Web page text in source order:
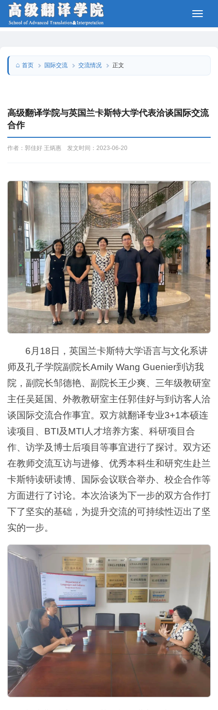
首页 国际交流 交流情况 正文
高级翻译学院与英国兰卡斯特大学代表洽谈国际交流
合作
作者：郭佳好 王炳惠 发文时间：2023-06-20
6月18日，英国兰卡斯特大学语言与文化系讲
师及孔子学院副院长Amily Wang Guenier到访我
院，副院长邹德艳、副院长王少爽、三年级教研室
主任吴延国、外教教研室主任郭佳好与到访客人洽
谈国际交流合作事宜。双方就翻译专业3+1本硕连
读项目、BTI及MTI人才培养方案、科研项目合
作、访学及博士后项目等事宜进行了探讨。双方还
在教师交流互访与进修、优秀本科生和研究生赴兰
卡斯特读研读博、国际会议联合举办、校企合作等
方面进行了讨论。本次洽谈为下一步的双方合作打
下了坚实的基础，为提升交流的可持续性迈出了坚
实的一步。